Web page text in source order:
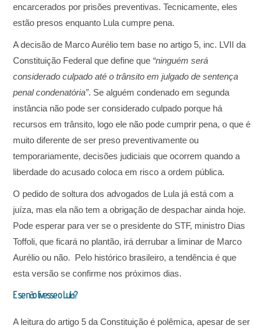
encarcerados por prisões preventivas. Tecnicamente, eles
estão presos enquanto Lula cumpre pena.
A decisão de Marco Aurélio tem base no artigo 5, inc. LVII da
Constituição Federal que define que “ninguém será
considerado culpado até o trânsito em julgado de sentença
penal condenatória”. Se alguém condenado em segunda
instância não pode ser considerado culpado porque há
recursos em trânsito, logo ele não pode cumprir pena, o que é
muito diferente de ser preso preventivamente ou
temporariamente, decisões judiciais que ocorrem quando a
liberdade do acusado coloca em risco a ordem pública.
O pedido de soltura dos advogados de Lula já está com a
juíza, mas ela não tem a obrigação de despachar ainda hoje.
Pode esperar para ver se o presidente do STF, ministro Dias
Toffoli, que ficará no plantão, irá derrubar a liminar de Marco
Aurélio ou não. Pelo histórico brasileiro, a tendência é que
esta versão se confirme nos próximos dias.
E se não tivesse o Lula?
A leitura do artigo 5 da Constituição é polêmica, apesar de ser